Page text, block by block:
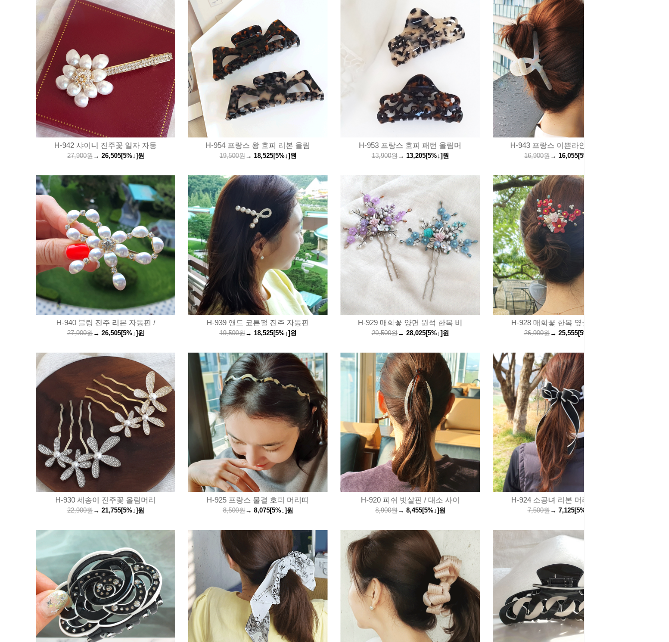
H-942 샤이니 진주꽃 일자 자동
27,900원→ 26,505[5%↓] 원
H-954 프랑스 왕 호피 리본 올림
19,500원→ 18,525[5%↓] 원
H-953 프랑스 호피 패턴 올림머
13,900원→ 13,205[5%↓] 원
H-943 프랑스 이쁜라인 왕집게 /
16,900원→ 16,055[5%↓]
H-940 블링 진주 리본 자동핀 /
27,900원→ 26,505[5%↓] 원
H-939 앤드 코튼펄 진주 자동핀
19,500원→ 18,525[5%↓] 원
H-929 매화꽃 양면 원석 한복 비
29,500원→ 28,025[5%↓] 원
H-928 매화꽃 한복 옆꽂이 비녀
26,900원→ 25,555[5%↓]
H-930 세송이 진주꽃 올림머리
22,900원→ 21,755[5%↓] 원
H-925 프랑스 물결 호피 머리띠
8,500원→ 8,075[5%↓] 원
H-920 피쉬 빗살핀 / 대소 사이
8,900원→ 8,455[5%↓] 원
H-924 소공녀 리본 머리끈 / 5컬
7,500원→ 7,125[5%↓]